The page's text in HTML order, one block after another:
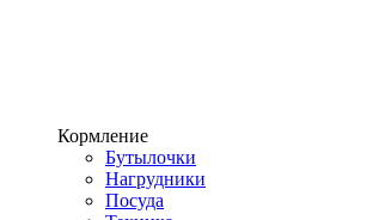
Кормление
Бутылочки
Нагрудники
Посуда